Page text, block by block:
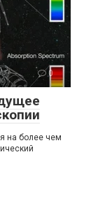
0
на более чем